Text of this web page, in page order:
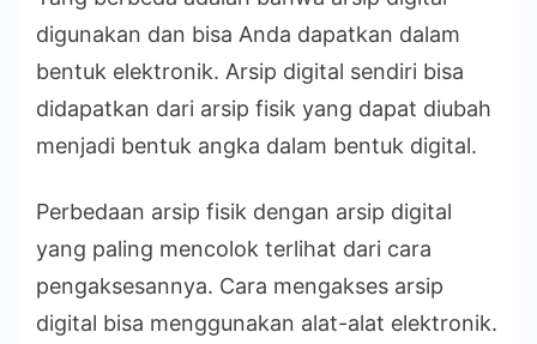
digunakan dan bisa Anda dapatkan dalam
bentuk elektronik. Arsip digital sendiri bisa
didapatkan dari arsip fisik yang dapat diubah
menjadi bentuk angka dalam bentuk digital.
Perbedaan arsip fisik dengan arsip digital
yang paling mencolok terlihat dari cara
pengaksesannya. Cara mengakses arsip
digital bisa menggunakan alat-alat elektronik.